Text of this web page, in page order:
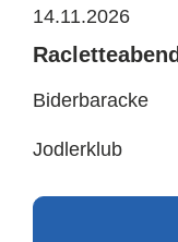
14.11.2026
Racletteabend
Biderbaracke
Jodlerklub